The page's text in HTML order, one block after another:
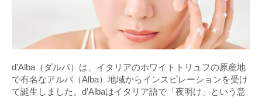
d’Alba（ダルバ）は、イタリアのホワイトトリュフの原産地
で有名なアルバ（Alba）地域からインスピレーションを受け
て誕生しました。d’Albaはイタリア語で「夜明け」という意